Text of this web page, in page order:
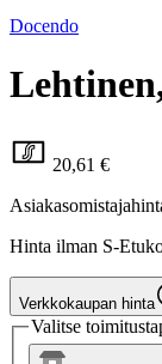
Docendo
20,61 €
Hinta ilman S-
Verkkokaupan hinta
Valitse